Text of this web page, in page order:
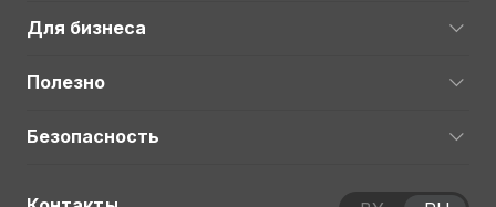
Для бизнеса
Полезно
Безопасность